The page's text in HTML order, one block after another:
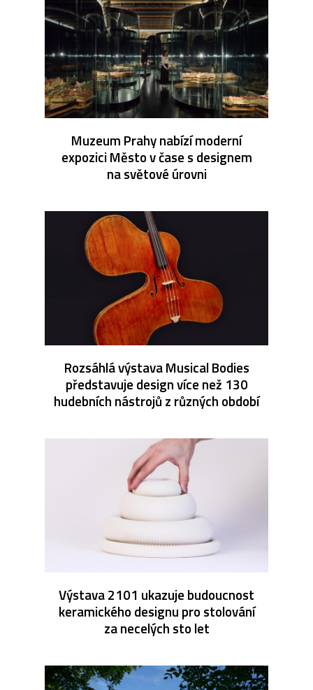
Muzeum Prahy nabízí moderní
expozici Město v čase s designem
na světové úrovni
Rozsáhlá výstava Musical Bodies
představuje design více než 130
hudebních nástrojů z různých období
Výstava 2101 ukazuje budoucnost
keramického designu pro stolování
za necelých sto let